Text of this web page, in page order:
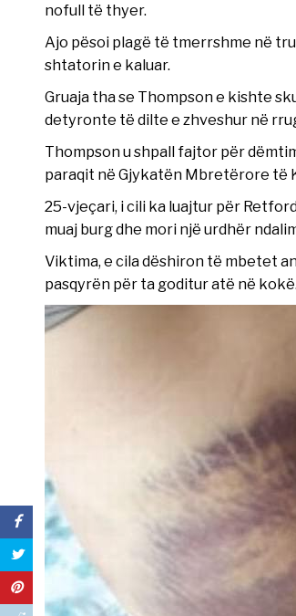
nofull të thyer.
Ajo pësoi plagë të tmerrshme në
shtatorin e kaluar.
Gruaja tha se Thompson e kishte
detyronte të dilte e zhveshur në
Thompson u shpall fajtor për
paraqit në Gjykatën Mbretërore të
25-vjeçari, i cili ka luajtur për
muaj burg dhe mori një urdhër
Viktima, e cila dëshiron të mbetet
pasqyrën për ta goditur atë në